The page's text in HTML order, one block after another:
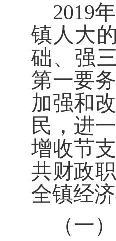
2019
镇人大
础、强
第一要
加强和
民，进
增收节
共财政
全镇经
（一